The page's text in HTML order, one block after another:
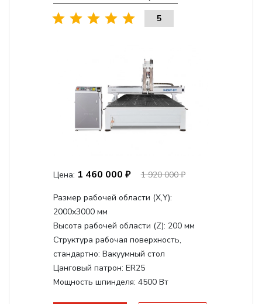
5
Цена: 1 460 000 ₽ 1 920 000 ₽
Размер рабочей области (Х,Y):
2000x3000 мм
Высота рабочей области (Z): 200 мм
Структура рабочая поверхность,
стандартно: Вакуумный стол
Цанговый патрон: ER25
Мощность шпинделя: 4500 Вт